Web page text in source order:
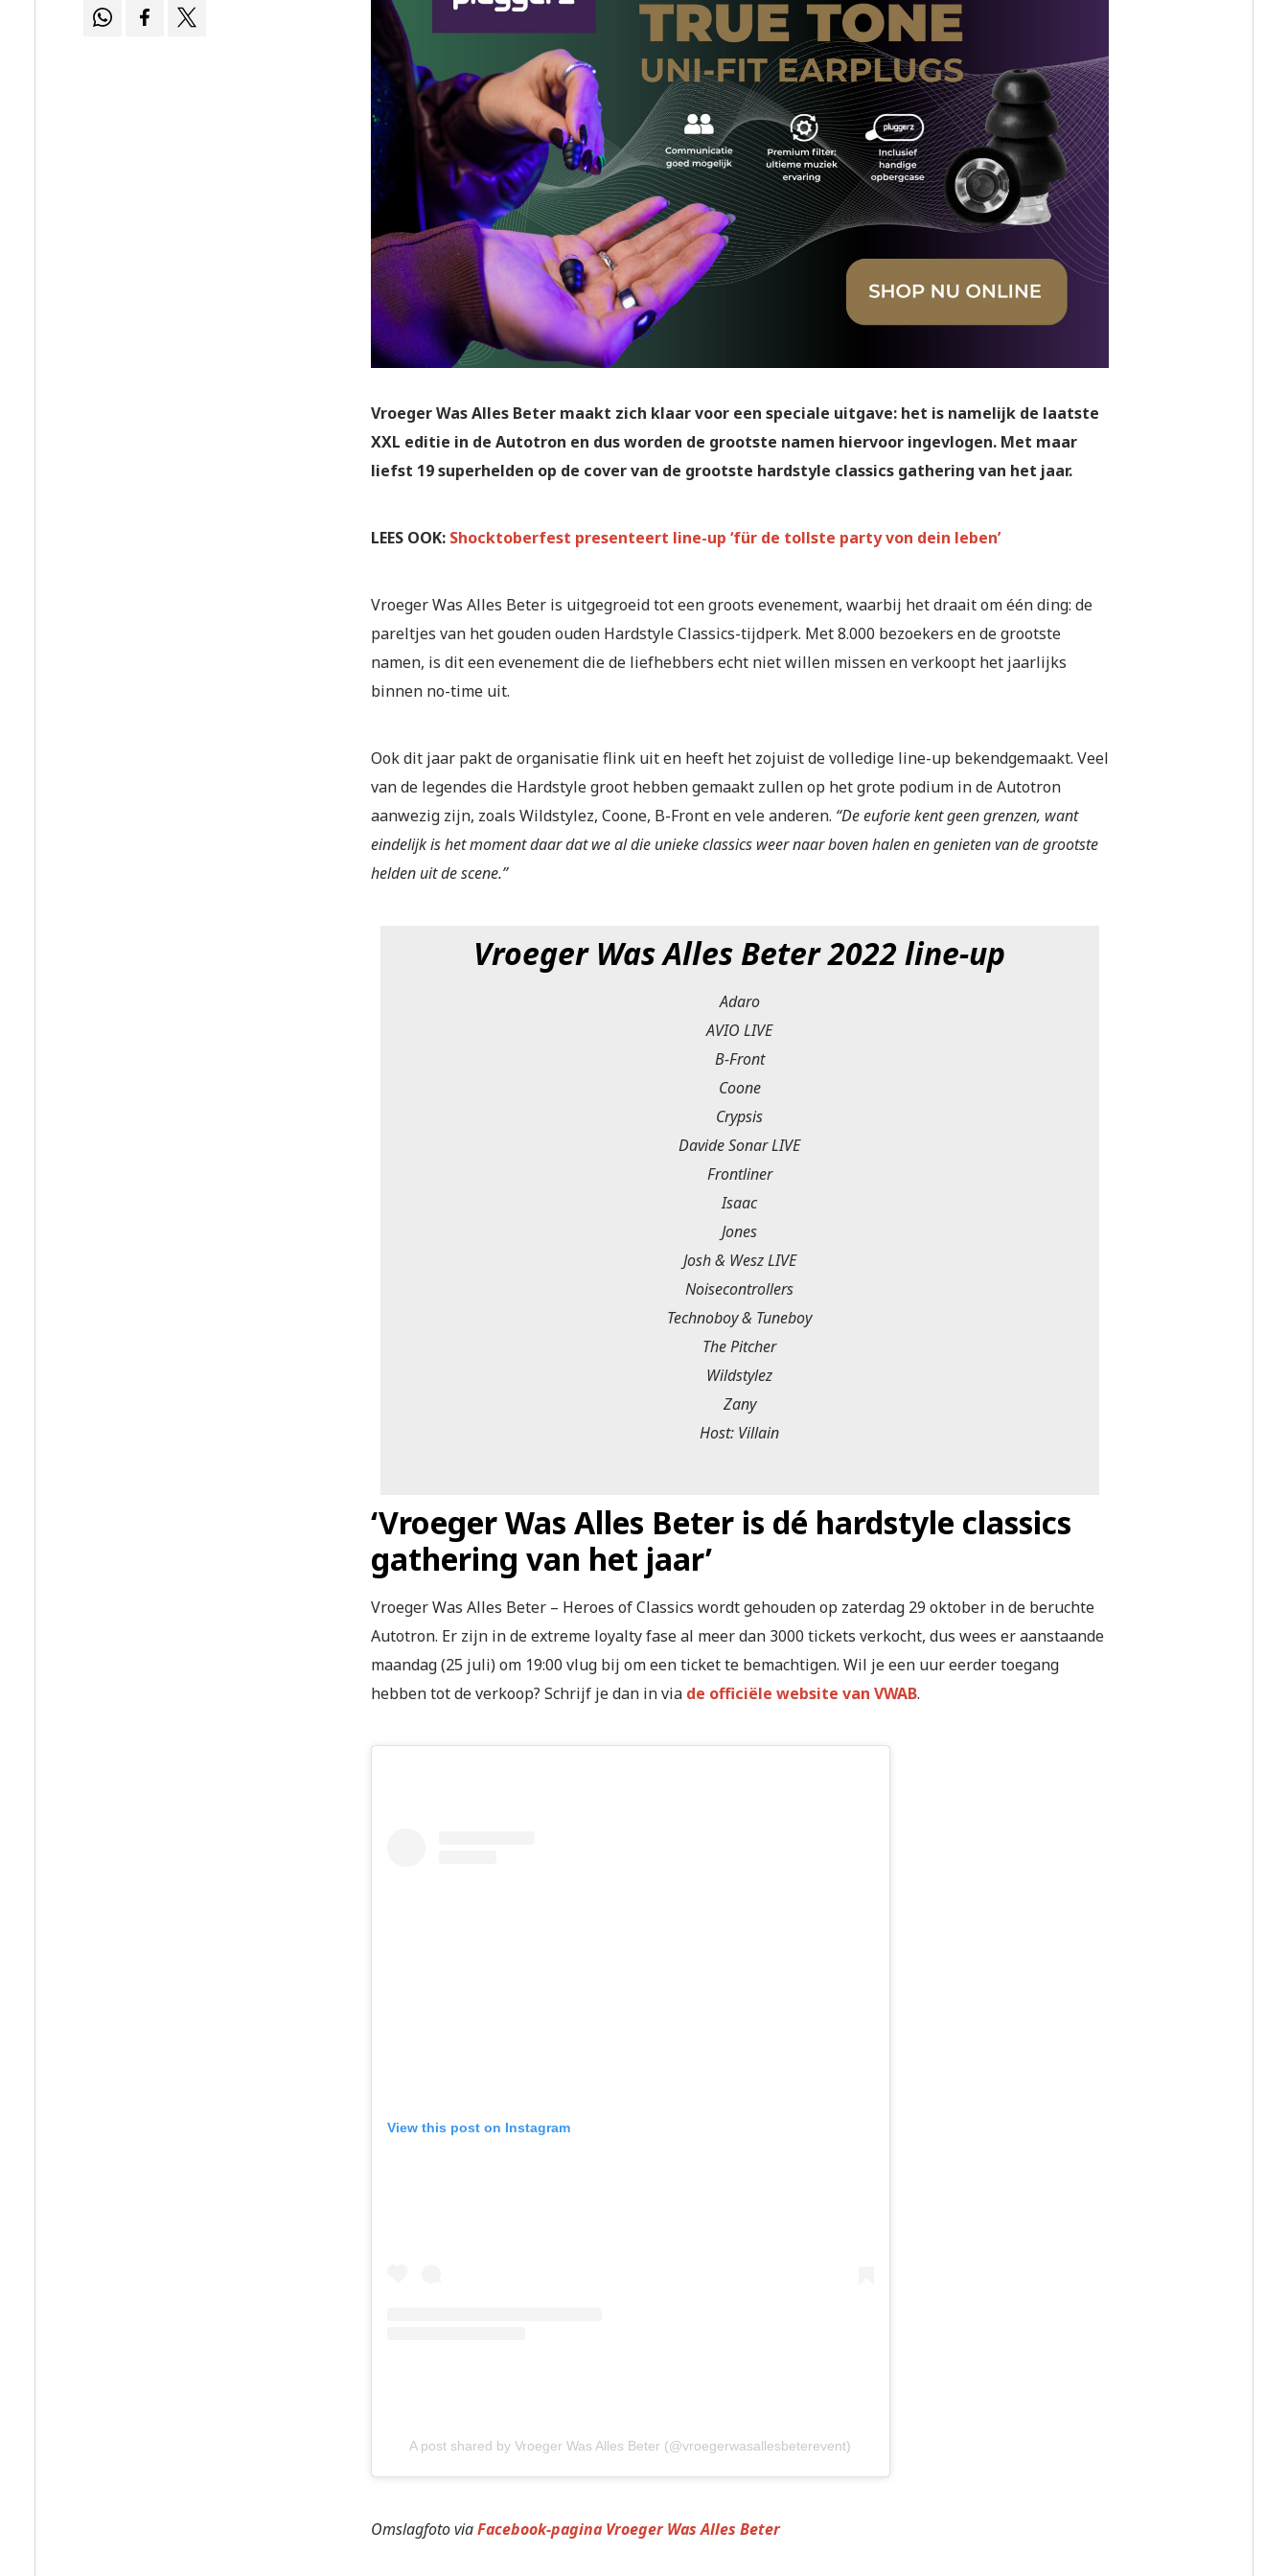
Vroeger Was Alles Beter maakt zich klaar voor een speciale uitgave: het is namelijk de laatste
XXL editie in de Autotron en dus worden de grootste namen hiervoor ingevlogen. Met maar
liefst 19 superhelden op de cover van de grootste hardstyle classics gathering van het jaar.
LEES OOK: Shocktoberfest presenteert line-up ‘für de tollste party von dein leben’
Vroeger Was Alles Beter is uitgegroeid tot een groots evenement, waarbij het draait om één ding: de
pareltjes van het gouden ouden Hardstyle Classics-tijdperk. Met 8.000 bezoekers en de grootste
namen, is dit een evenement die de liefhebbers echt niet willen missen en verkoopt het jaarlijks
binnen no-time uit.
Ook dit jaar pakt de organisatie flink uit en heeft het zojuist de volledige line-up bekendgemaakt. Veel
van de legendes die Hardstyle groot hebben gemaakt zullen op het grote podium in de Autotron
aanwezig zijn, zoals Wildstylez, Coone, B-Front en vele anderen. “De euforie kent geen grenzen, want
eindelijk is het moment daar dat we al die unieke classics weer naar boven halen en genieten van de grootste
helden uit de scene.”
Vroeger Was Alles Beter 2022 line-up
Adaro
AVIO LIVE
B-Front
Coone
Crypsis
Davide Sonar LIVE
Frontliner
Isaac
Jones
Josh & Wesz LIVE
Noisecontrollers
Technoboy & Tuneboy
The Pitcher
Wildstylez
Zany
Host: Villain
‘Vroeger Was Alles Beter is dé hardstyle classics
gathering van het jaar’
Vroeger Was Alles Beter – Heroes of Classics wordt gehouden op zaterdag 29 oktober in de beruchte
Autotron. Er zijn in de extreme loyalty fase al meer dan 3000 tickets verkocht, dus wees er aanstaande
maandag (25 juli) om 19:00 vlug bij om een ticket te bemachtigen. Wil je een uur eerder toegang
hebben tot de verkoop? Schrijf je dan in via de officiële website van VWAB.
View this post on Instagram
A post shared by Vroeger Was Alles Beter (@vroegerwasallesbeterevent)
Omslagfoto viaFacebook-pagina Vroeger Was Alles Beter